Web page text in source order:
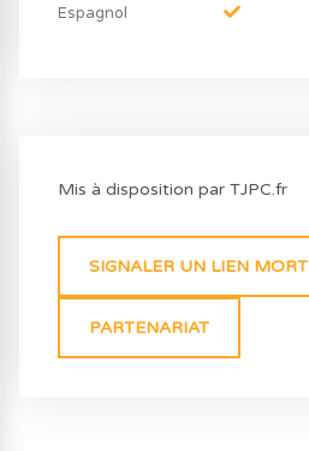
Espagnol
Mis à disposition par TJPC.fr
SIGNALER UN LIEN MORT
PARTENARIAT